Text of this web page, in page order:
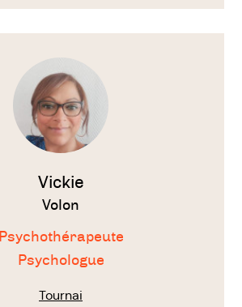
Vickie
Volon
Psychothérapeute
Psychologue
Tournai